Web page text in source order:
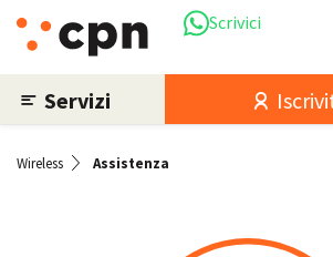
Scrivici
Servizi
Wireless Assistenza